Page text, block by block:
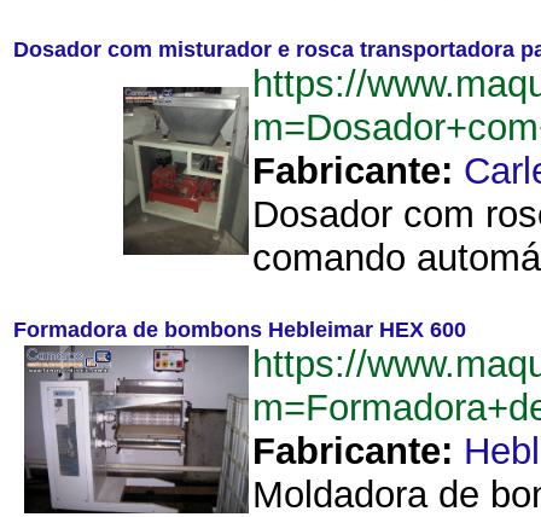
Dosador com misturador e rosca transportadora
https://
Fabricante:
Dosador com
comando
Formadora de bombons Hebleimar HEX 600
https://
Fabricante:
Moldadora de